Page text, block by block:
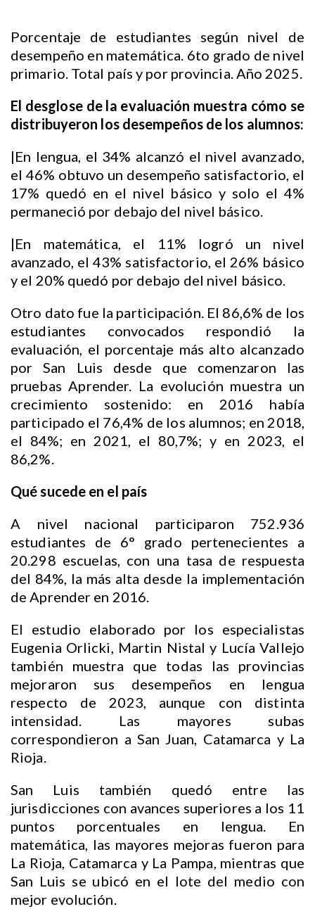
Porcentaje de estudiantes según nivel de
desempeño en matemática. 6to grado de nivel
primario. Total país y por provincia. Año 2025.
El desglose de la evaluación muestra cómo se
distribuyeron los desempeños de los alumnos:
|En lengua, el 34% alcanzó el nivel avanzado,
el 46% obtuvo un desempeño satisfactorio, el
17% quedó en el nivel básico y solo el 4%
permaneció por debajo del nivel básico.
|En matemática, el 11% logró un nivel
avanzado, el 43% satisfactorio, el 26% básico
y el 20% quedó por debajo del nivel básico.
Otro dato fue la participación. El 86,6% de los
estudiantes convocados respondió la
evaluación, el porcentaje más alto alcanzado
por San Luis desde que comenzaron las
pruebas Aprender. La evolución muestra un
crecimiento sostenido: en 2016 había
participado el 76,4% de los alumnos; en 2018,
el 84%; en 2021, el 80,7%; y en 2023, el
86,2%.
Qué sucede en el país
A nivel nacional participaron 752.936
estudiantes de 6° grado pertenecientes a
20.298 escuelas, con una tasa de respuesta
del 84%, la más alta desde la implementación
de Aprender en 2016.
El estudio elaborado por los especialistas
Eugenia Orlicki, Martin Nistal y Lucía Vallejo
también muestra que todas las provincias
mejoraron sus desempeños en lengua
respecto de 2023, aunque con distinta
intensidad. Las mayores subas
correspondieron a San Juan, Catamarca y La
Rioja.
San Luis también quedó entre las
jurisdicciones con avances superiores a los 11
puntos porcentuales en lengua. En
matemática, las mayores mejoras fueron para
La Rioja, Catamarca y La Pampa, mientras que
San Luis se ubicó en el lote del medio con
mejor evolución.